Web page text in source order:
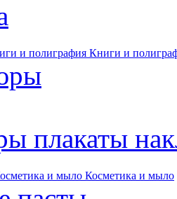
Книги и
плакаты
Косметика и мыло